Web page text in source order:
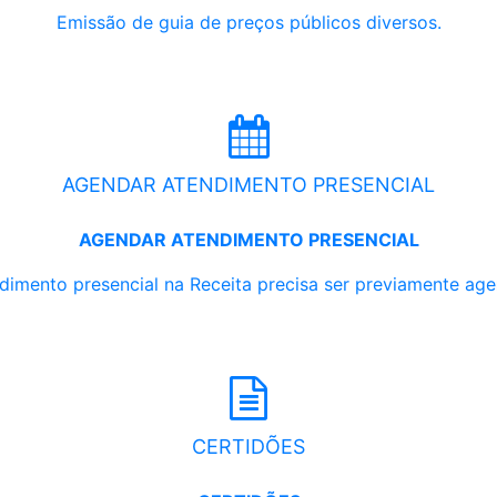
Emissão de guia de preços públicos diversos.
AGENDAR ATENDIMENTO PRESENCIAL
AGENDAR ATENDIMENTO PRESENCIAL
presencial na Receita precisa ser previamente
CERTIDÕES